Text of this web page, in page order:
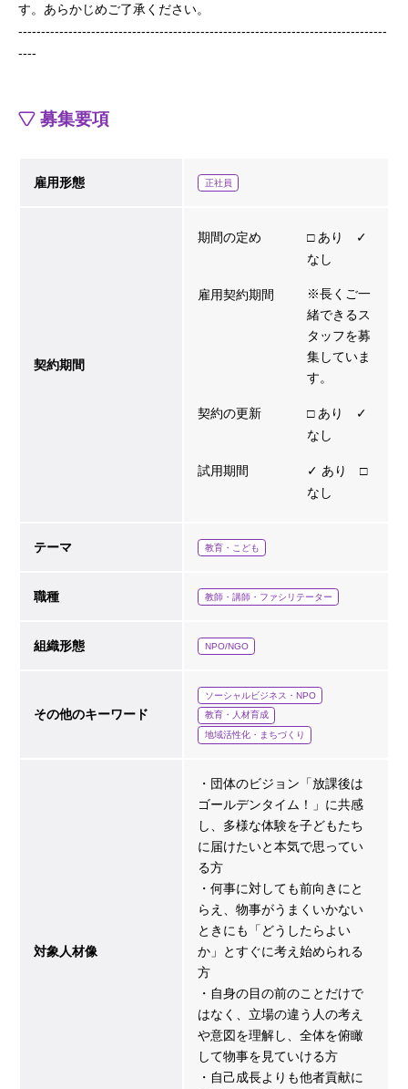
す。あらかじめご了承ください。
---------------------------------------------------------------------------------
----
募集要項
雇用形態 正社員
契約期間
期間の定め
□ あり ✓
なし
雇用契約期間
※長くご一
緒できるス
タッフを募
集していま
す。
契約の更新
□ あり ✓
なし
試用期間
✓ あり □
なし
テーマ 教育・こども
職種 教師・講師・ファシリテーター
組織形態 NPO/NGO
その他のキーワード
ソーシャルビジネス・NPO
教育・人材育成
地域活性化・まちづくり
対象人材像
・団体のビジョン「放課後は
ゴールデンタイム！」に共感
し、多様な体験を子どもたち
に届けたいと本気で思ってい
る方
・何事に対しても前向きにと
らえ、物事がうまくいかない
ときにも「どうしたらよい
か」とすぐに考え始められる
方
・自身の目の前のことだけで
はなく、立場の違う人の考え
や意図を理解し、全体を俯瞰
して物事を見ていける方
・自己成長よりも他者貢献に